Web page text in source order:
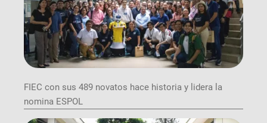
FIEC con sus 489 novatos hace historia y lidera la
nomina ESPOL